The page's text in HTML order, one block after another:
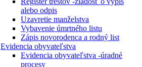
alebo odpis
Uzavretie manželstva
Vybavenie úmrtného listu
Zápis novorodenca a rodný list
Evidencia obyvateľstva
Evidencia obyvateľstva -úradné
procesy